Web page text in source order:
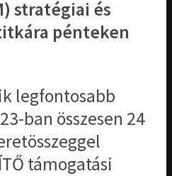
stratégiai és
pénteken
legfontosabb
ban összesen 24
támogatási